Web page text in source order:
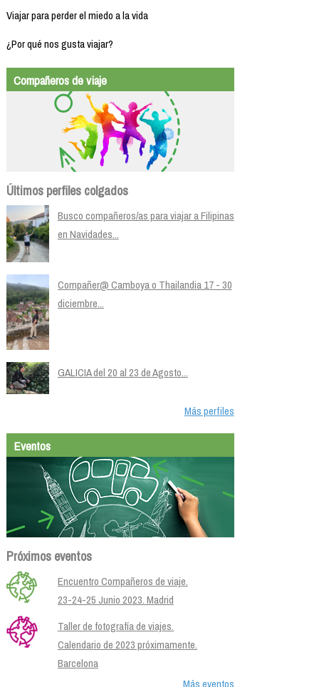
Viajar para perder el miedo a la vida
¿Por qué nos gusta viajar?
Compañeros de viaje
Últimos perfiles colgados
Busco compañeros/as para viajar a Filipinas
en Navidades...
Compañer@ Camboya o Thailandia 17 - 30
diciembre...
GALICIA del 20 al 23 de Agosto...
Más perfiles
Eventos
Próximos eventos
Encuentro Compañeros de viaje.
23-24-25 Junio 2023. Madrid
Taller de fotografía de viajes.
Calendario de 2023 próximamente.
Barcelona
Más eventos